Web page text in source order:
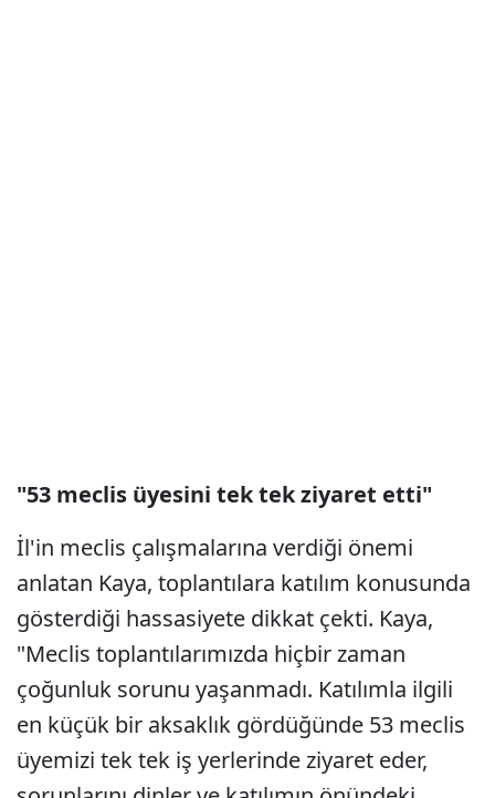
"53 meclis üyesini tek tek ziyaret etti"
İl'in meclis çalışmalarına verdiği önemi
anlatan Kaya, toplantılara katılım konusunda
gösterdiği hassasiyete dikkat çekti. Kaya,
"Meclis toplantılarımızda hiçbir zaman
çoğunluk sorunu yaşanmadı. Katılımla ilgili
en küçük bir aksaklık gördüğünde 53 meclis
üyemizi tek tek iş yerlerinde ziyaret eder,